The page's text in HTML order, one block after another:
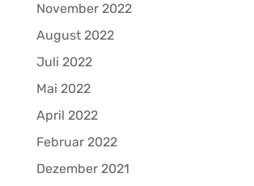
November 2022
August 2022
Juli 2022
Mai 2022
April 2022
Februar 2022
Dezember 2021